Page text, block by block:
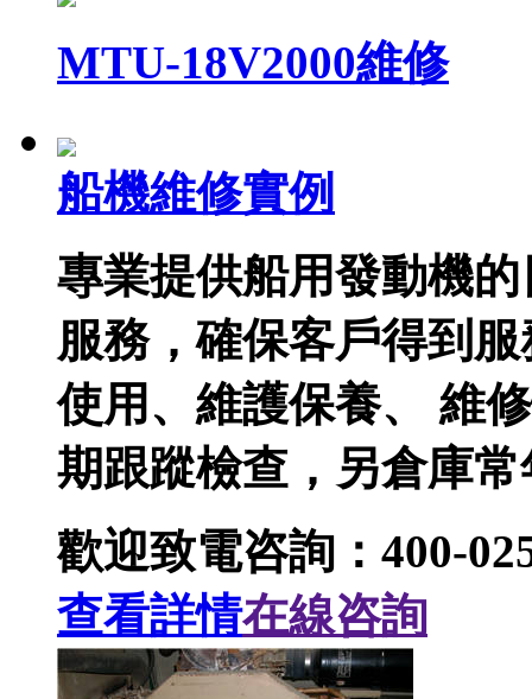
MTU-18V2000維修
船機維修實例
專業提供船用發動機
服務，確保客戶得到
使用、維護保養、 維
期跟蹤檢查，另倉庫
歡迎致電咨詢：400-
查看詳情在線咨詢